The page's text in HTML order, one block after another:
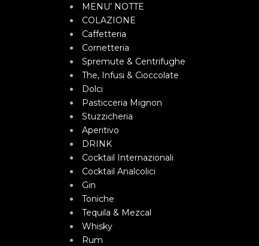
MENU’ NOTTE
COLAZIONE
Caffetteria
Cornetteria
Spremute & Centrifughe
The, Infusi & Cioccolate
Dolci
Pasticceria Mignon
Stuzzicheria
Aperitivo
DRINK
Cocktail Internazionali
Cocktail Analcolici
Gin
Toniche
Tequila & Mezcal
Whisky
Rum